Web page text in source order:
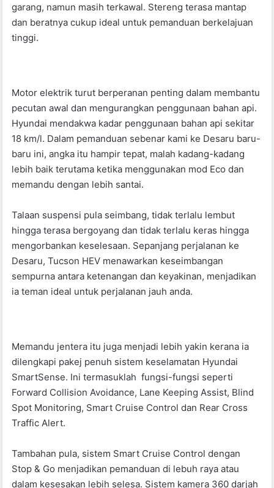
garang, namun masih terkawal. Stereng terasa mantap
dan beratnya cukup ideal untuk pemanduan berkelajuan
tinggi.
Motor elektrik turut berperanan penting dalam membantu
pecutan awal dan mengurangkan penggunaan bahan api.
Hyundai mendakwa kadar penggunaan bahan api sekitar
18 km/l. Dalam pemanduan sebenar kami ke Desaru baru-
baru ini, angka itu hampir tepat, malah kadang-kadang
lebih baik terutama ketika menggunakan mod Eco dan
memandu dengan lebih santai.
Talaan suspensi pula seimbang, tidak terlalu lembut
hingga terasa bergoyang dan tidak terlalu keras hingga
mengorbankan keselesaan. Sepanjang perjalanan ke
Desaru, Tucson HEV menawarkan keseimbangan
sempurna antara ketenangan dan keyakinan, menjadikan
ia teman ideal untuk perjalanan jauh anda.
Memandu jentera itu juga menjadi lebih yakin kerana ia
dilengkapi pakej penuh sistem keselamatan Hyundai
SmartSense. Ini termasuklah fungsi-fungsi seperti
Forward Collision Avoidance, Lane Keeping Assist, Blind
Spot Monitoring, Smart Cruise Control dan Rear Cross
Traffic Alert.
Tambahan pula, sistem Smart Cruise Control dengan
Stop & Go menjadikan pemanduan di lebuh raya atau
dalam kesesakan lebih selesa. Sistem kamera 360 darjah